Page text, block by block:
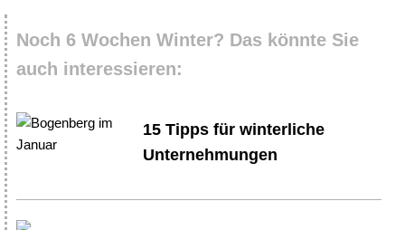
Noch 6 Wochen Winter? Das könnte Sie
auch interessieren:
15 Tipps für winterliche
Unternehmungen